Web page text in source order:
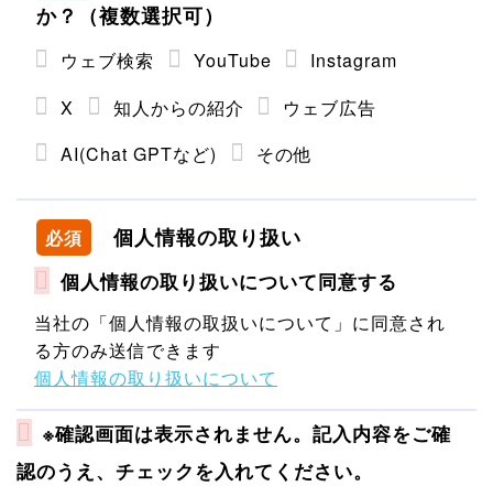
か？（複数選択可）
ウェブ検索 YouTube
Instagram
X
知人からの紹介
ウェブ広告
AI(Chat GPTなど)
その他
必須 個人情報の取り扱い
個人情報の取り扱いについて同意する
当社の「個人情報の取扱いについて」に同意され
る方のみ送信できます
個人情報の取り扱いについて
※確認画面は表示されません。記入内容をご確
認のうえ、チェックを入れてください。